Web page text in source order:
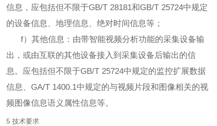
信息，应包括但不限于GB/T 28181和GB/T 25724中规定
的设备信息、地理信息、绝对时间信息等；
f）其他信息：由带智能视频分析功能的采集设备输
出，或由互联的其他设备接入到采集设备后输出的信
息。应包括但不限于GB/T 25724中规定的监控扩展数据
信息、GA/T 1400.1中规定的与视频片段和图像相关的视
频图像信息语义属性信息等。
5 技术要求